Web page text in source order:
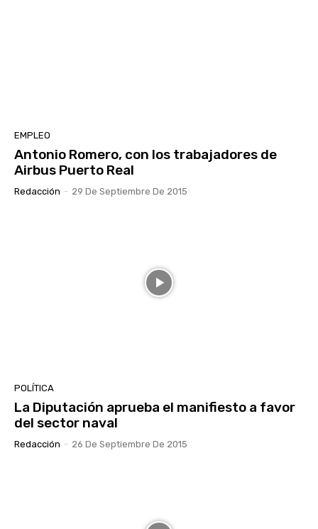
EMPLEO
Antonio Romero, con los trabajadores de
Airbus Puerto Real
Redacción - 29 De Septiembre De 2015
POLÍTICA
La Diputación aprueba el manifiesto a favor
del sector naval
Redacción - 26 De Septiembre De 2015